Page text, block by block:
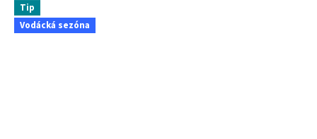
Tip
Vodácká sezóna